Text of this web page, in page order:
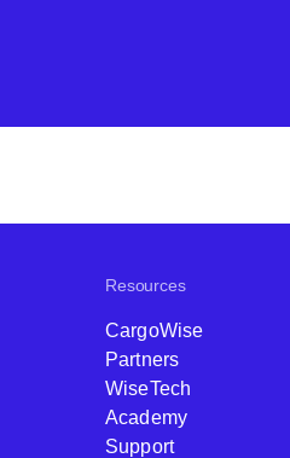
Resources
CargoWise
Partners
WiseTech
Academy
Support